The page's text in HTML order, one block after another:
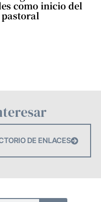
como inicio del
DE ENLACES